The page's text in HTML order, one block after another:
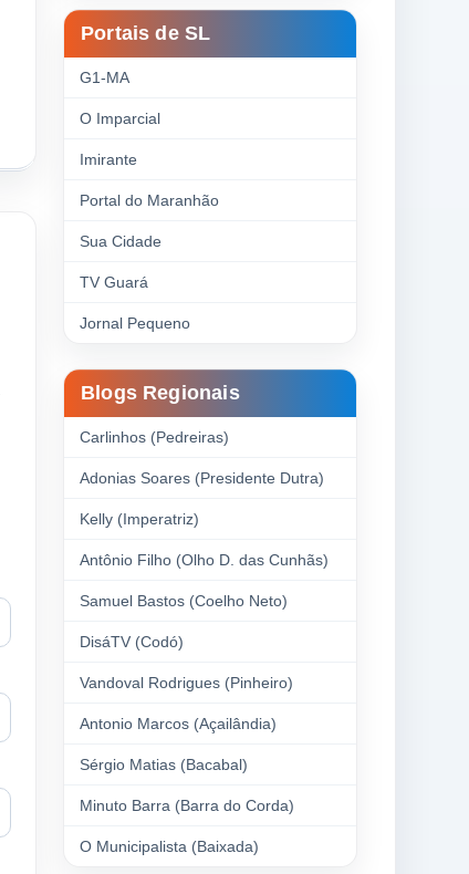
Portais de SL
G1-MA
O Imparcial
Imirante
Portal do Maranhão
Sua Cidade
TV Guará
Jornal Pequeno
Blogs Regionais
Carlinhos (Pedreiras)
Adonias Soares (Presidente Dutra)
Kelly (Imperatriz)
Antônio Filho (Olho D. das Cunhãs)
Samuel Bastos (Coelho Neto)
DisáTV (Codó)
Vandoval Rodrigues (Pinheiro)
Antonio Marcos (Açailândia)
Sérgio Matias (Bacabal)
Minuto Barra (Barra do Corda)
O Municipalista (Baixada)